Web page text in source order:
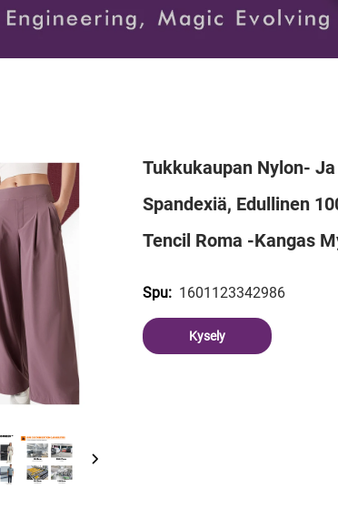
Tukkukaupan Nylon-
Spandexiä, Edullinen
Tencil Roma -kangas
Spu: 1601123342986
Kysely